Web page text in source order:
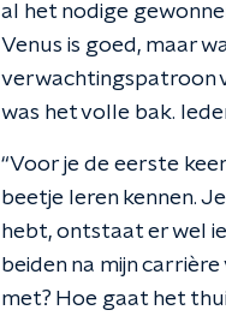
al het nodige
Venus is goed, maar
verwachtingspatroon
was het volle bak.
“Voor je de eerste
beetje leren kennen.
hebt, ontstaat er wel
beiden na mijn
met? Hoe gaat het